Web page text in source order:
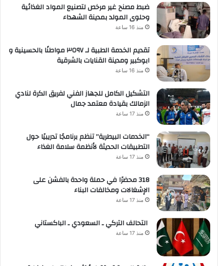
ضبط مصنح غير مرخص لتصنيع المواد الغذائية
وحلوى المولد بمدينة الشهداء
منذ 16 ساعة
تقديم الخدمة الطبية لـ ٣٥٩٧ مواطنًا بالحسينية و
ابوكبير ومدينة القنايات بالشرقية
منذ 16 ساعة
التشكيل الكامل للجهاز الفني لفريق الكرة لنادي
الزمالك بقيادة معتمد جمال
منذ 17 ساعة
“الخدمات البيطرية” تنظم برنامجًا تدريبيًا حول
التطبيقات الحديثة لأنظمة سلامة الغذاء
منذ 17 ساعة
318 محضرًا في حملة واحدة بالفشن على
الإشغالات ومخالفات البناء
منذ 17 ساعة
التحالف التركي ـ السعودي ـ الباكستاني
منذ 17 ساعة